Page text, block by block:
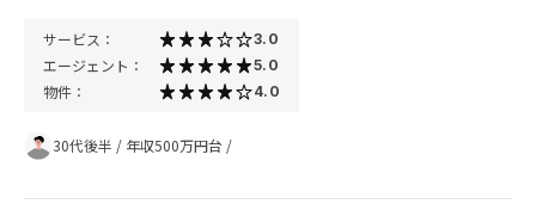
サービス： 3.0
エージェント： 5.0
物件： 4.0
30代後半 / 年収500万円台 /